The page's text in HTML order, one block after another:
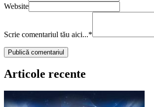
Website
Scrie comentariul tău aici...*
Articole recente